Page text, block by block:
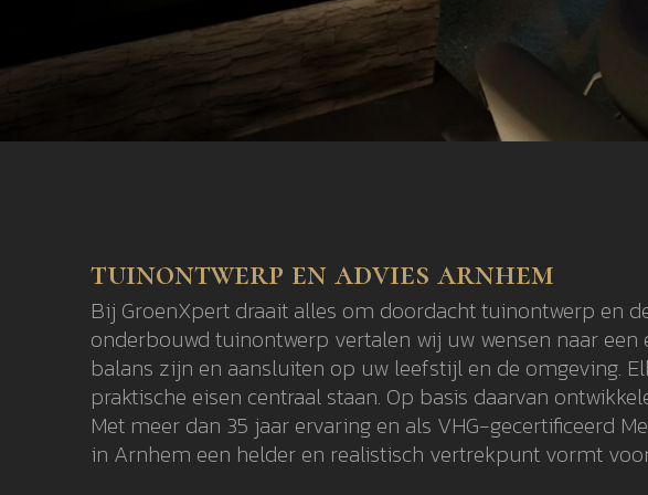
tuinontwerp en advies arnhem
Bij GroenXpert draait alles om doordacht tuinontwerp en
onderbouwd tuinontwerp vertalen wij uw wensen naar
balans zijn en aansluiten op uw leefstijl en de omgeving.
praktische eisen centraal staan. Op basis daarvan
Met meer dan 35 jaar ervaring en als VHG-gecertificeerd
in Arnhem een helder en realistisch vertrekpunt vormt